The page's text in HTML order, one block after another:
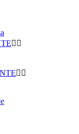
 
 